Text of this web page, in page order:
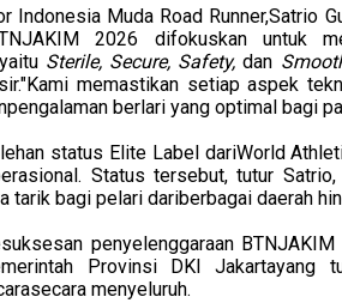
Indonesia Muda Road Runner,Satrio
2026 difokuskan untuk
Sterile, Secure, Safety,dan
memastikan setiap aspek
berlari yang optimal bagi
status Elite Label dariWorld
Status tersebut, tutur
tarik bagi pelari dariberbagai daerah
penyelenggaraan
Provinsi DKI Jakartayang
menyeluruh.